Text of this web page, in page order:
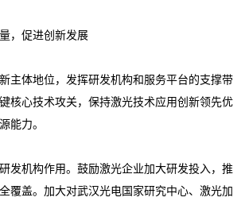
促进创新发展
体地位，发挥研发机构和服务平台的支撑带
核心技术攻关，保持激光技术应用创新领先优
能力。
机构作用。鼓励激光企业加大研发投入，推
覆盖。加大对武汉光电国家研究中心、激光加